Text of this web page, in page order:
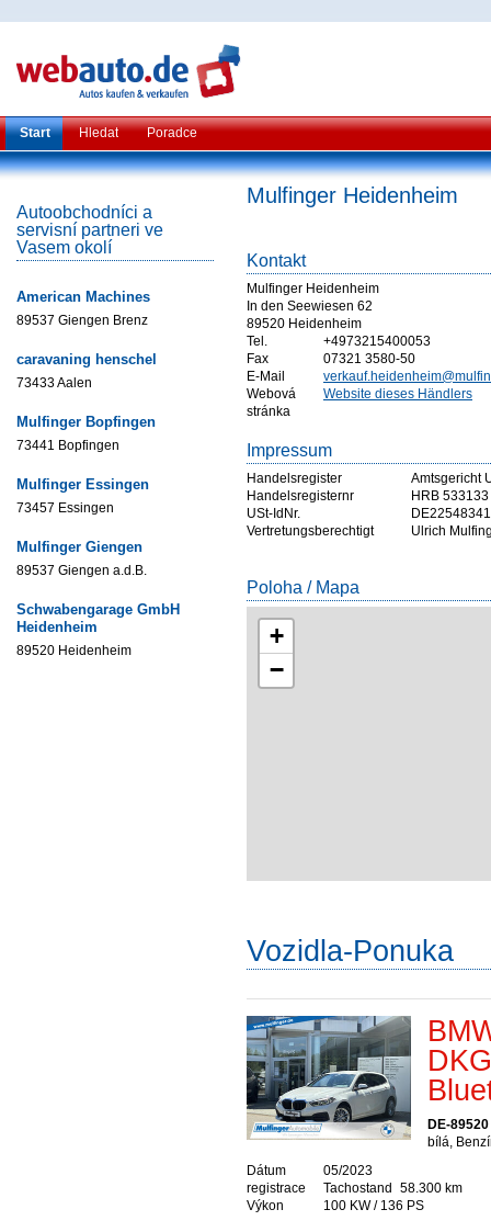
Start Hledat Poradce
Autoobchodníci a
servisní partneri ve
Vasem okolí
American Machines
89537 Giengen Brenz
caravaning henschel
73433 Aalen
Mulfinger Bopfingen
73441 Bopfingen
Mulfinger Essingen
73457 Essingen
Mulfinger Giengen
89537 Giengen a.d.B.
Schwabengarage GmbH
Heidenheim
89520 Heidenheim
Mulfinger Heidenheim
Kontakt
Mulfinger Heidenheim
In den Seewiesen 62
89520 Heidenheim
Tel.
+4973215400053
Fax
07321 3580-50
E-Mail
Webová
stránka
Website dieses Händlers
Impressum
Handelsregister
Amtsgericht
Handelsregisternr
HRB 533133
USt-IdNr.
Vertretungsberechtigt
Ulrich
Poloha / Mapa
+
−
Vozidla-Ponuka
DE-
bílá,
Dátum
registrace
05/2023
Tachostand
58.300 km
Výkon
100 KW / 136 PS